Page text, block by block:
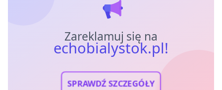
Zareklamuj się na
echobialystok.pl!
SPRAWDŹ SZCZEGÓŁY